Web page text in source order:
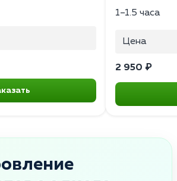
1–1.5 часа
Цена
2 950 ₽